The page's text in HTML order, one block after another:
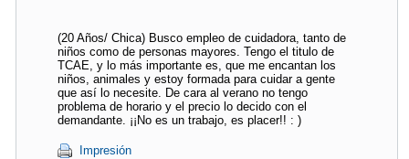
(20 Años/ Chica) Busco empleo de cuidadora, tanto de
niños como de personas mayores. Tengo el titulo de
TCAE, y lo más importante es, que me encantan los
niños, animales y estoy formada para cuidar a gente
que así lo necesite. De cara al verano no tengo
problema de horario y el precio lo decido con el
demandante. ¡¡No es un trabajo, es placer!! : )
Impresión